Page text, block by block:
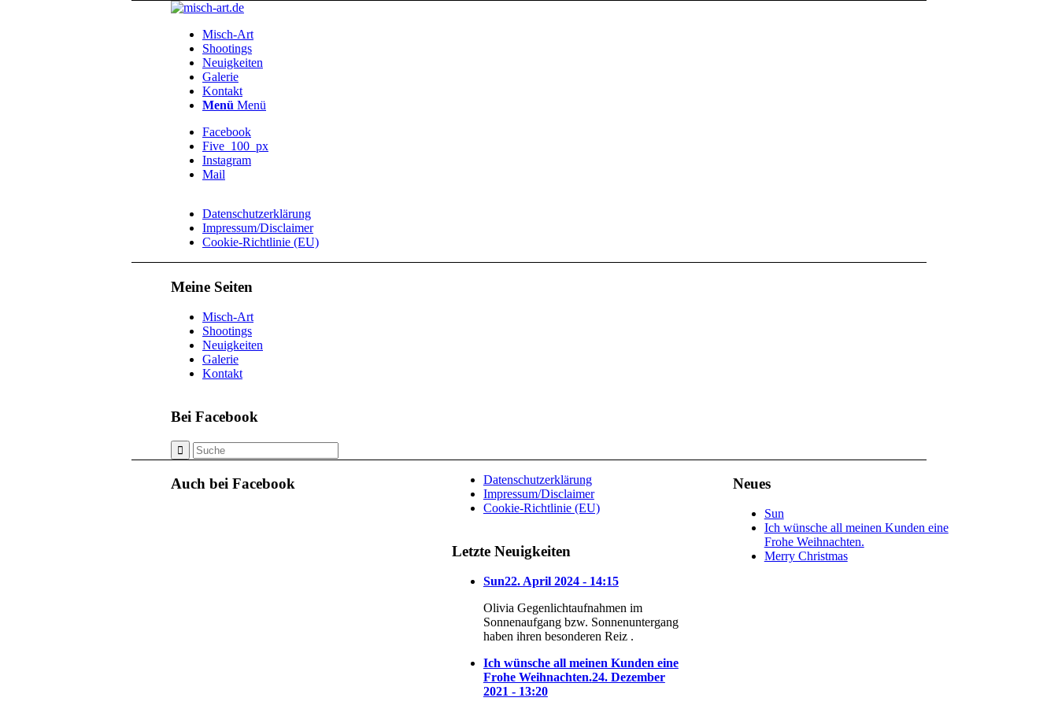
Misch-Art
Shootings
Neuigkeiten
Galerie
Kontakt
Menü Menü
Facebook
Five_100_px
Instagram
Mail
Datenschutzerklärung
Impressum/Disclaimer
Cookie-Richtlinie (EU)
Meine Seiten
Misch-Art
Shootings
Neuigkeiten
Galerie
Kontakt
Bei Facebook
Auch bei Facebook
Datenschutzerklärung
Impressum/Disclaimer
Cookie-Richtlinie (EU)
Letzte Neuigkeiten
Sun22. April 2024 - 14:15
Olivia Gegenlichtaufnahmen im
Sonnenaufgang bzw. Sonnenuntergang
haben ihren besonderen Reiz .
Ich wünsche all meinen Kunden eine
Frohe Weihnachten.24. Dezember
2021 - 13:20
Neues
Sun
Ich wünsche all meinen Kunden eine
Frohe Weihnachten.
Merry Christmas